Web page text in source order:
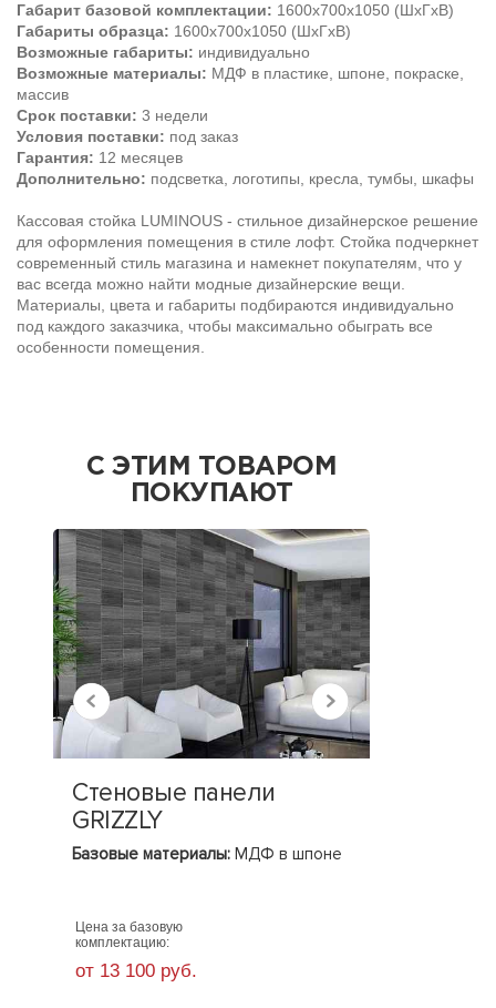
Габарит базовой комплектации: 1600х700х1050 (ШхГхВ)
Габариты образца: 1600х700х1050 (ШхГхВ)
Возможные габариты: индивидуально
Возможные материалы: МДФ в пластике, шпоне, покраске,
массив
Срок поставки: 3 недели
Условия поставки: под заказ
Гарантия: 12 месяцев
Дополнительно: подсветка, логотипы, кресла, тумбы, шкафы
Кассовая стойка LUMINOUS - стильное дизайнерское решение
для оформления помещения в стиле лофт. Стойка подчеркнет
современный стиль магазина и намекнет покупателям, что у
вас всегда можно найти модные дизайнерские вещи.
Материалы, цвета и габариты подбираются индивидуально
под каждого заказчика, чтобы максимально обыграть все
особенности помещения.
С ЭТИМ ТОВАРОМ
ПОКУПАЮТ
Стеновые панели
GRIZZLY
Базовые материалы: МДФ в шпоне
Цена за базовую
комплектацию:
от 13 100 руб.